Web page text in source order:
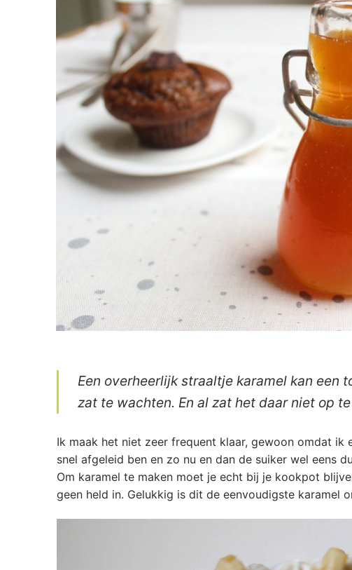
Een overheerlijk straaltje karamel kan
zat te wachten. En al zat het daar niet op
Ik maak het niet zeer frequent klaar, gewoon omdat
snel afgeleid ben en zo nu en dan de suiker wel eens
Om karamel te maken moet je echt bij je kookpot
geen held in. Gelukkig is dit de eenvoudigste karamel